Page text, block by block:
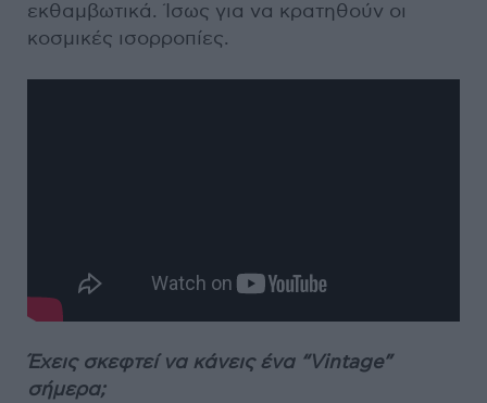
εκθαμβωτικά. Ίσως για να κρατηθούν οι
κοσμικές ισορροπίες.
Έχεις σκεφτεί να κάνεις ένα “Vintage”
σήμερα;